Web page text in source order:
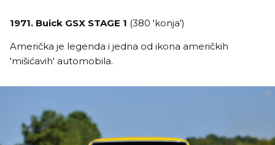
1971. Buick GSX STAGE 1 (380 'konja')
Američka je legenda i jedna od ikona američkih
'mišićavih' automobila.